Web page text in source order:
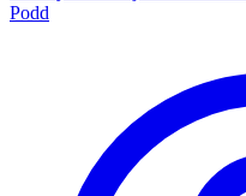
Podd